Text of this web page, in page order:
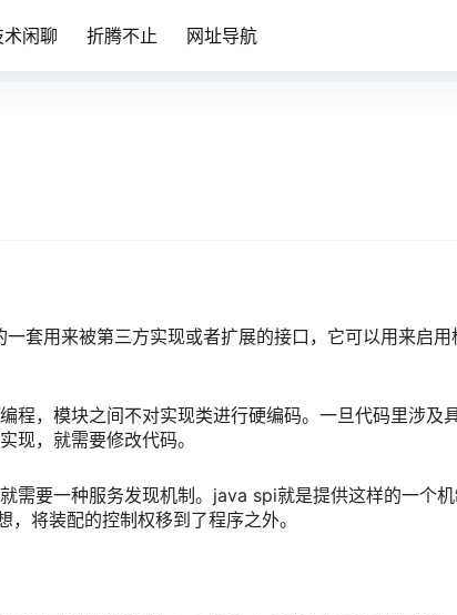
术闲聊 折腾不止 网址导航
套用来被第三方实现或者扩展的接口，它可以用来启用
程，模块之间不对实现类进行硬编码。一旦代码里涉及
现，就需要修改代码。
需要一种服务发现机制。java spi就是提供这样的一个
将装配的控制权移到了程序之外。